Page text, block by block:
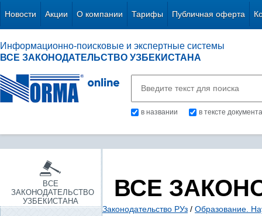
Новости Акции О компании Тарифы Публичная оферта
Информационно-поисковые и экспертные системы
ВСЕ ЗАКОНОДАТЕЛЬСТВО УЗБЕКИСТАНА
в названии в тексте документа
ВСЕ
ЗАКОНОДАТЕЛЬСТВО
УЗБЕКИСТАНА
ВСЕ
Законодательство РУз / Образование.